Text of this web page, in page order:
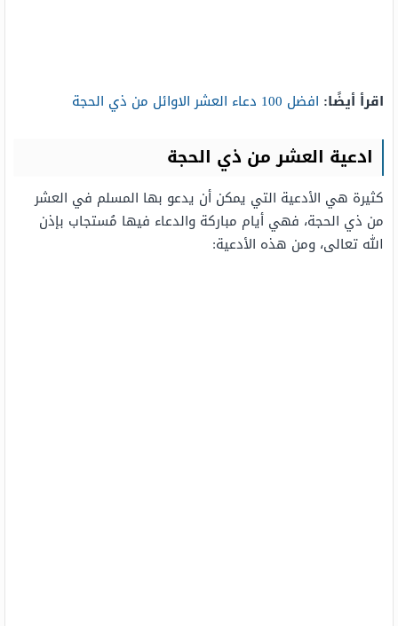
اقرأ أيضًا: افضل 100 دعاء العشر الاوائل من ذي الحجة
ادعية العشر من ذي الحجة
كثيرة هي الأدعية التي يمكن أن يدعو بها المسلم في العشر
من ذي الحجة، فهي أيام مباركة والدعاء فيها مُستجاب بإذن
الله تعالى، ومن هذه الأدعية: